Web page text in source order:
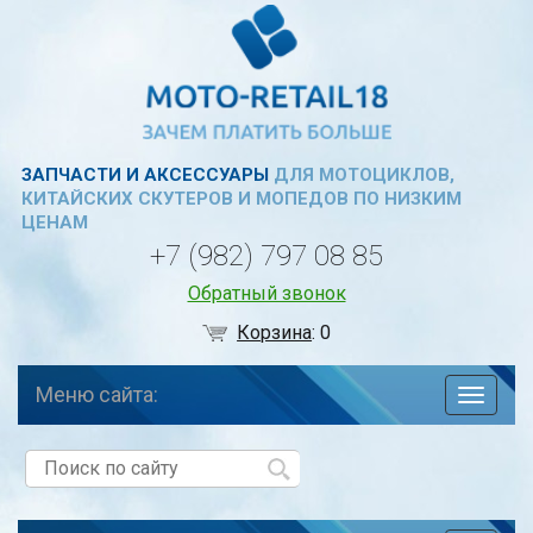
ЗАПЧАСТИ И АКСЕССУАРЫДЛЯ МОТОЦИКЛОВ,
КИТАЙСКИХ СКУТЕРОВ И МОПЕДОВ ПО НИЗКИМ
ЦЕНАМ
+7 (982) 797 08 85
Обратный звонок
Корзина:0
по
Меню сайта: